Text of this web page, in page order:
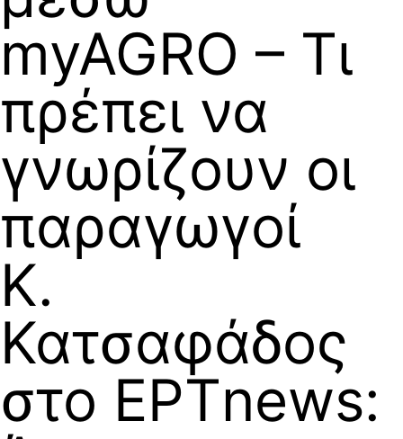
myAGRO – Τι
πρέπει να
γνωρίζουν οι
παραγωγοί
Κ.
Κατσαφάδος
στο ΕΡΤnews: